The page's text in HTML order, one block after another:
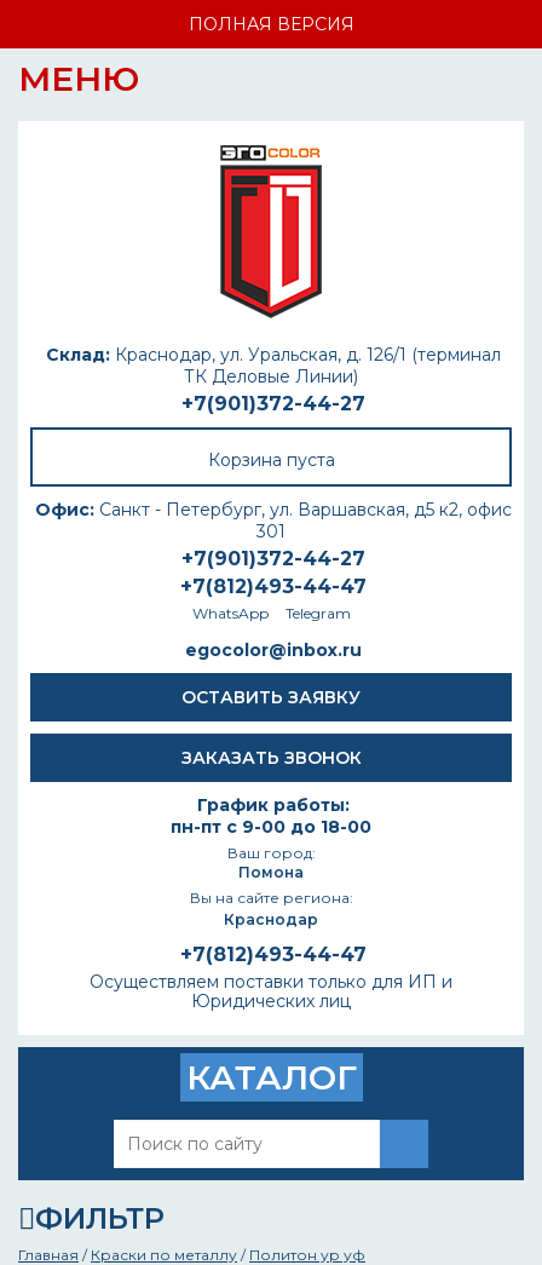
ПОЛНАЯ ВЕРСИЯ
МЕНЮ
Склад: Краснодар, ул. Уральская, д. 126/1 (терминал
ТК Деловые Линии)
+7(901)372-44-27
Корзина пуста
Офис: Санкт - Петербург, ул. Варшавская, д5 к2, офис
301
+7(901)372-44-27
+7(812)493-44-47
WhatsApp Telegram
egocolor@inbox.ru
ОСТАВИТЬ ЗАЯВКУ
ЗАКАЗАТЬ ЗВОНОК
График работы:
пн-пт с 9-00 до 18-00
Ваш город:
Помона
Вы на сайте региона:
Краснодар
+7(812)493-44-47
Осуществляем поставки только для ИП и
Юридических лиц
КАТАЛОГ
ФИЛЬТР
Главная / Краски по металлу / Политон ур уф